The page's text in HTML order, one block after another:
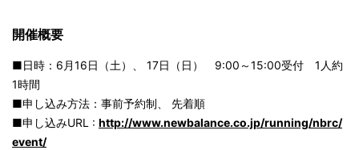
開催概要
■日時：6月16日（土）、 17日（日） 9:00～15:00受付 1人約
1時間
■申し込み方法：事前予約制、 先着順
■申し込みURL : http://www.newbalance.co.jp/running/nbrc/
event/